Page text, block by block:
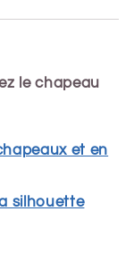
le chapeau
et en
silhouette